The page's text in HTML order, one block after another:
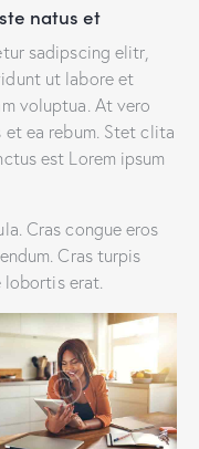
natus et
sadipscing elitr,
ut labore et
voluptua. At vero
ea rebum. Stet clita
est Lorem ipsum
Cras congue eros
Cras turpis
lobortis erat.